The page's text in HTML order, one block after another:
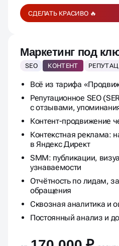
от 80 000 ₽
Маркетинг под
SEO КОНТЕНТ
Всё из тарифа
Репутационное SEO
с отзывами,
Контент-продвижение
Контекстная реклама:
в Яндекс Директ
SMM: публикации,
узнаваемости
Отчётность по лидам,
обращения
Сквозная аналитика и